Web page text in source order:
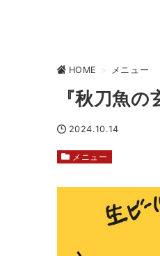
HOME > メニュー
『秋刀魚
2024.10.14
メニュー